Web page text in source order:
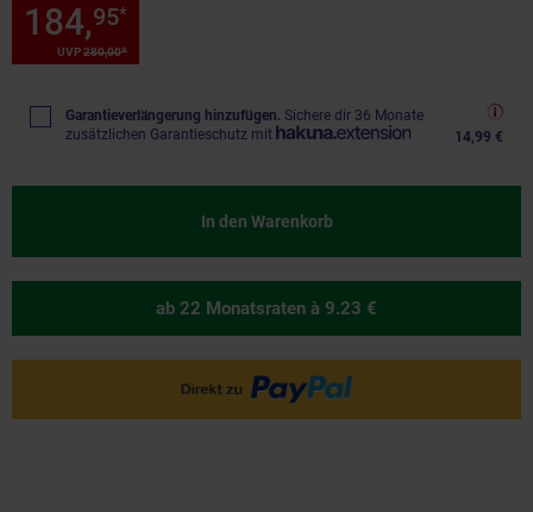
UVP280,00*
184,95*
Garantieverlängerung hinzufügen. Sichere dir 36 Monate
zusätzlichen Garantieschutz mit
14,99 €
In den Warenkorb
ab 22 Monatsraten à 9.23 €